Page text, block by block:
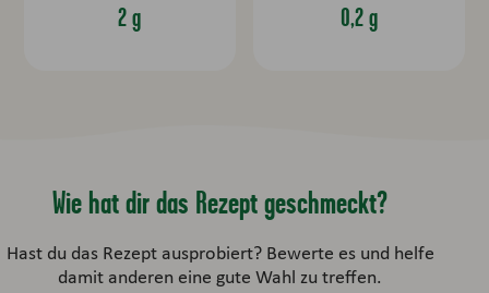
2 g 0,2 g
Wie hat dir das Rezept geschmeckt?
Hast du das Rezept ausprobiert? Bewerte es und helfe
damit anderen eine gute Wahl zu treffen.